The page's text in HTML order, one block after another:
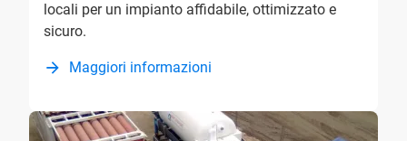
locali per un impianto affidabile, ottimizzato e
sicuro.
Maggiori informazioni